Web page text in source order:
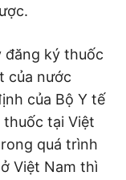
đăng ký thuốc
của nước
của Bộ Y tế
thuốc tại Việt
quá trình
Việt Nam thì